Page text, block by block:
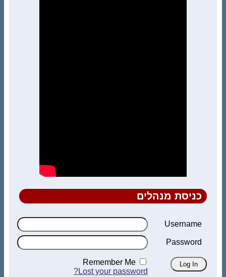
כניסת מנהלים
Username
Password
Remember Me
Lost your password?